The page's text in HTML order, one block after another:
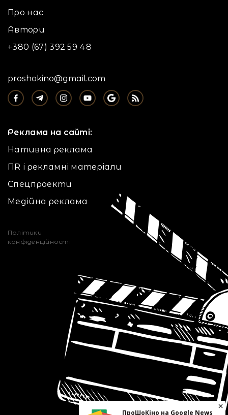
Про нас
Автори
+380 (67) 392 59 48
proshokino@gmail.com
Реклама на сайті:
Нативна реклама
ПR і рекламні матеріали
Спецпроекти
Медійна реклама
Політики
конфіденційності
ПроШоКіно на Google News